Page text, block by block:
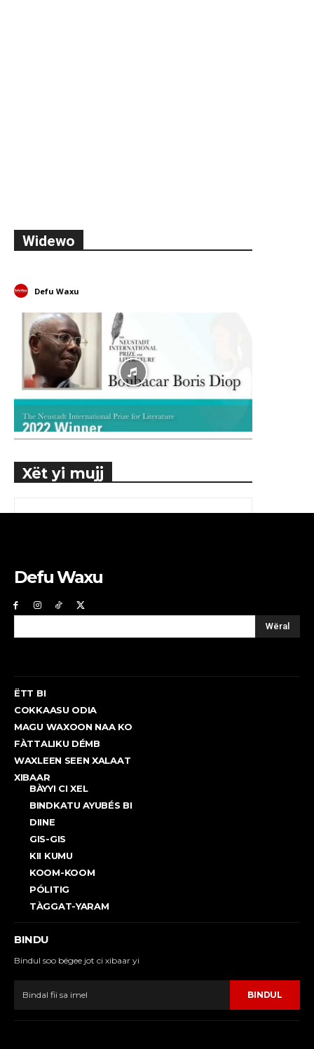
Widewo
Defu Waxu
Xët yi mujj
Defu Waxu
Wëral
ËTT BI
COKKAASU ODIA
MAGU WAXOON NAA KO
FÀTTALIKU DÉMB
WAXLEEN SEEN XALAAT
XIBAAR
BÀYYI CI XEL
BINDKATU AYUBÉS BI
DIINE
GIS-GIS
KII KUMU
KOOM-KOOM
PÓLITIG
TÀGGAT-YARAM
BINDU
Bindul soo bëgee jot ci xibaar yi
BINDUL